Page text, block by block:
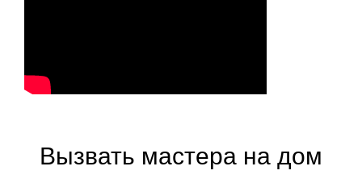
Вызвать мастера на дом